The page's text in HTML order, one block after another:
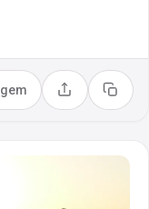
Compartilhar
Copiar